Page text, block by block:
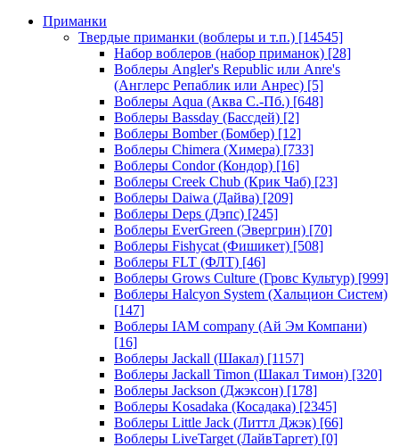
Приманки
Твердые приманки (воблеры и т.п.) [14545]
Набор воблеров (набор приманок) [28]
Воблеры Angler's Republic или Anre's
(Англерс Репаблик или Анрес) [5]
Воблеры Aqua (Аква С.-Пб.) [648]
Воблеры Bassday (Бассдей) [2]
Воблеры Bomber (Бомбер) [12]
Воблеры Chimera (Химера) [733]
Воблеры Condor (Кондор) [16]
Воблеры Creek Chub (Крик Чаб) [23]
Воблеры Daiwa (Дайва) [209]
Воблеры Deps (Дэпс) [245]
Воблеры EverGreen (Эвергрин) [70]
Воблеры Fishycat (Фишикет) [508]
Воблеры FLT (ФЛТ) [46]
Воблеры Grows Culture (Гровс Культур) [999]
Воблеры Halcyon System (Хальцион Систем)
[147]
Воблеры IAM company (Ай Эм Компани)
[16]
Воблеры Jackall (Шакал) [1157]
Воблеры Jackall Timon (Шакал Тимон) [320]
Воблеры Jackson (Джэксон) [178]
Воблеры Kosadaka (Косадака) [2345]
Воблеры Little Jack (Литтл Джэк) [66]
Воблеры LiveTarget (ЛайвТаргет) [0]